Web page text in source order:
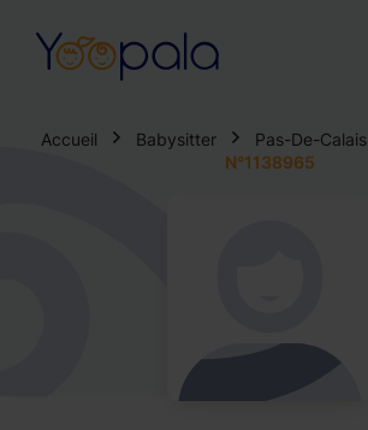
Accueil Babysitter Pas-De-Calais
N°1138965